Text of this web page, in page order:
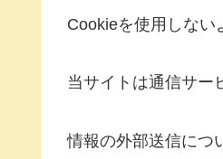
Cookieを使用しない
当サイトは通信サー
情報の外部送信につ